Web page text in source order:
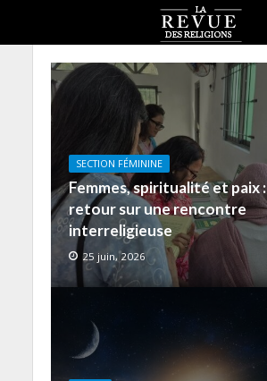
SECTION FÉMININE
Femmes, spiritualité et paix :
retour sur une rencontre
interreligieuse
25 juin, 2026